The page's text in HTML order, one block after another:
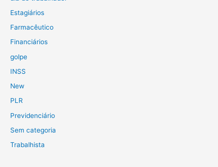
Estagiários
Farmacêutico
Financiários
golpe
INSS
New
PLR
Previdenciário
Sem categoria
Trabalhista